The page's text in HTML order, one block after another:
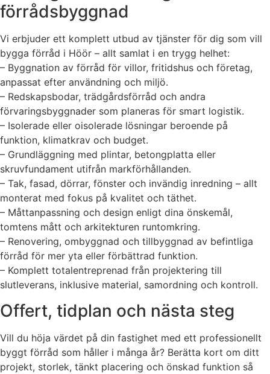
förrådsbyggnad
Vi erbjuder ett komplett utbud av tjänster för dig som vill
bygga förråd i Höör – allt samlat i en trygg helhet:
– Byggnation av förråd för villor, fritidshus och företag,
anpassat efter användning och miljö.
– Redskapsbodar, trädgårdsförråd och andra
förvaringsbyggnader som planeras för smart logistik.
– Isolerade eller oisolerade lösningar beroende på
funktion, klimatkrav och budget.
– Grundläggning med plintar, betongplatta eller
skruvfundament utifrån markförhållanden.
– Tak, fasad, dörrar, fönster och invändig inredning – allt
monterat med fokus på kvalitet och täthet.
– Måttanpassning och design enligt dina önskemål,
tomtens mått och arkitekturen runtomkring.
– Renovering, ombyggnad och tillbyggnad av befintliga
förråd för mer yta eller förbättrad funktion.
– Komplett totalentreprenad från projektering till
slutleverans, inklusive material, samordning och kontroll.
Offert, tidplan och nästa steg
Vill du höja värdet på din fastighet med ett professionellt
byggt förråd som håller i många år? Berätta kort om ditt
projekt, storlek, tänkt placering och önskad funktion så